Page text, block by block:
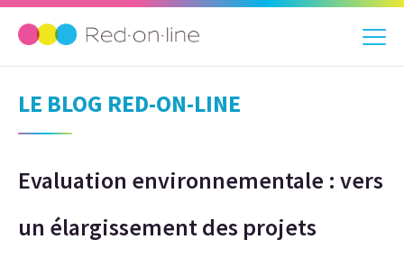
LE BLOG RED-ON-LINE
Evaluation environnementale : vers
un élargissement des projets